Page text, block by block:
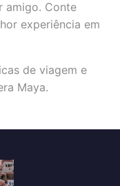
amigo. Conte
experiência em
de viagem e
Maya.